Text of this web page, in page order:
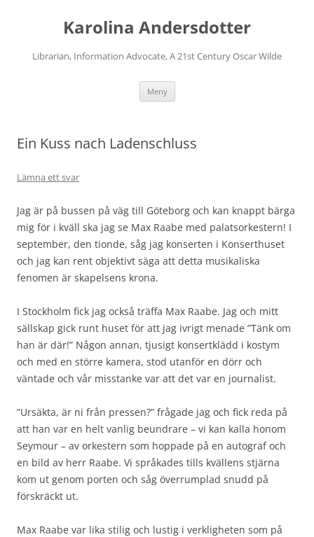
Karolina Andersdotter
Librarian, Information Advocate, A 21st Century Oscar Wilde
Meny Hoppa
innehåll
Ein Kuss nach Ladenschluss
Lämna ett svar
Jag är på bussen på väg till Göteborg och kan knappt bärga
mig för i kväll ska jag se Max Raabe med palatsorkestern! I
september, den tionde, såg jag konserten i Konserthuset
och jag kan rent objektivt säga att detta musikaliska
fenomen är skapelsens krona.
I Stockholm fick jag också träffa Max Raabe. Jag och mitt
sällskap gick runt huset för att jag ivrigt menade ”Tänk om
han är där!” Någon annan, tjusigt konsertklädd i kostym
och med en större kamera, stod utanför en dörr och
väntade och vår misstanke var att det var en journalist.
”Ursäkta, är ni från pressen?” frågade jag och fick reda på
att han var en helt vanlig beundrare – vi kan kalla honom
Seymour – av orkestern som hoppade på en autograf och
en bild av herr Raabe. Vi språkades tills kvällens stjärna
kom ut genom porten och såg överrumplad snudd på
förskräckt ut.
Max Raabe var lika stilig och lustig i verkligheten som på